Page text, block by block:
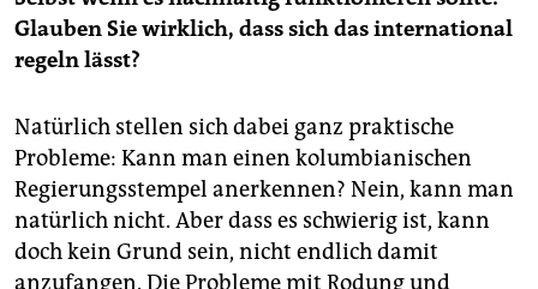
Glauben Sie wirklich, dass sich das international
regeln lässt?
Natürlich stellen sich dabei ganz praktische
Probleme: Kann man einen kolumbianischen
Regierungsstempel anerkennen? Nein, kann man
natürlich nicht. Aber dass es schwierig ist, kann
doch kein Grund sein, nicht endlich damit
anzufangen. Die Probleme mit Rodung und